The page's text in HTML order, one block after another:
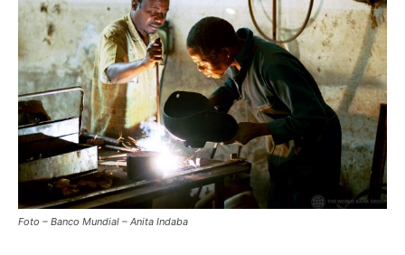
Foto – Banco Mundial – Anita Indaba